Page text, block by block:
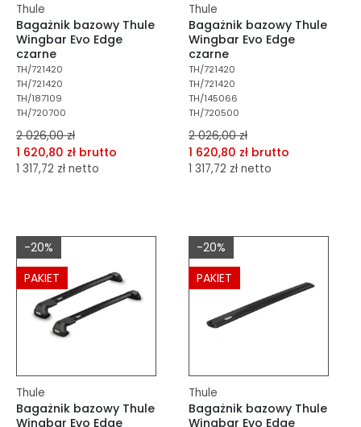
Thule
Bagażnik bazowy Thule
Wingbar Evo Edge
czarne
TH/721420
TH/721420
TH/187109
TH/720700
2 026,00 zł
1 620,80 zł brutto
1 317,72 zł netto
Do koszyka
Thule
Bagażnik bazowy Thule
Wingbar Evo Edge
czarne
TH/721420
TH/721420
TH/145066
TH/720500
2 026,00 zł
1 620,80 zł brutto
1 317,72 zł netto
Do koszyka
-20%
PAKIET
Thule
Bagażnik bazowy Thule
Wingbar Evo Edge
-20%
PAKIET
Thule
Bagażnik bazowy Thule
Wingbar Evo Edge